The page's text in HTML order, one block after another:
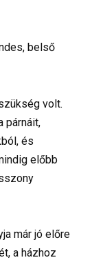
belső
volt.
párnáit,
és
előbb
már jó előre
a házhoz